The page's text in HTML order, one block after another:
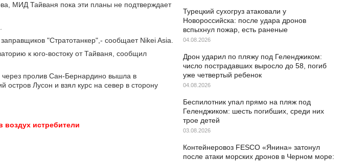
МИД Тайваня пока эти планы не подтверждает
"Стратотанкер",- сообщает Nikei Asia.
к юго-востоку от Тайваня, сообщил
пролив Сан-Бернардино вышла в
Лусон и взял курс на север в сторону
воздух истребители
Турецкий сухогруз атаковали у
Новороссийска: после удара дронов
вспыхнул пожар, есть раненые
04.08.2026
Дрон ударил по пляжу под Геленджиком:
число пострадавших выросло до 58, погиб
уже четвертый ребенок
04.08.2026
Беспилотник упал прямо на пляж под
Геленджиком: шесть погибших, среди них
трое детей
03.08.2026
Контейнеровоз FESCO «Янина» затонул
после атаки морских дронов в Черном море: